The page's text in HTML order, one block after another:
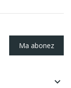
Ma abonez
